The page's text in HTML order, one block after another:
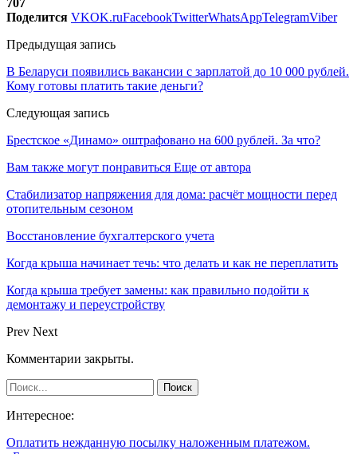
Поделится VKOK.ruFacebookTwitterWhatsAppTelegramViber
Предыдущая запись
В Беларуси появились вакансии с зарплатой до 10 000 рублей.
Кому готовы платить такие деньги?
Следующая запись
Брестское «Динамо» оштрафовано на 600 рублей. За что?
Вам также могут понравиться Еще от автора
Стабилизатор напряжения для дома: расчёт мощности перед
отопительным сезоном
Восстановление бухгалтерского учета
Когда крыша начинает течь: что делать и как не переплатить
Когда крыша требует замены: как правильно подойти к
демонтажу и переустройству
Prev Next
Комментарии закрыты.
Интересное:
Оплатить нежданную посылку наложенным платежом.